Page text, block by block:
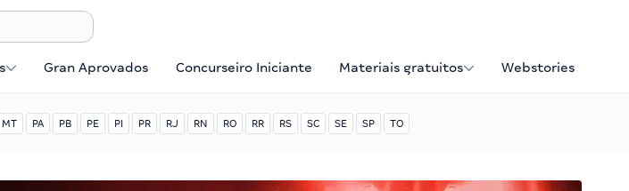
Gran Aprovados Concurseiro Iniciante Materiais gratuitos Webstories
MT PA PB PE PI PR RJ RN RO RR RS SC SE SP TO